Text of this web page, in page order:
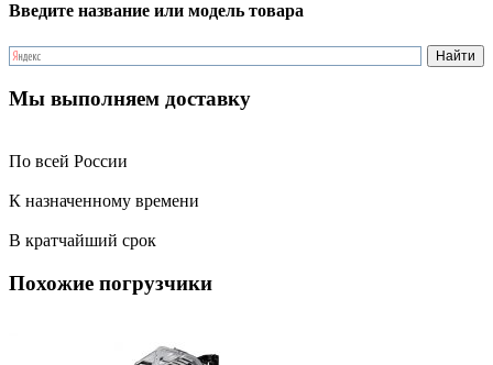
Введите название или модель товара
Мы выполняем доставку
По всей России
К назначенному времени
В кратчайший срок
Похожие погрузчики